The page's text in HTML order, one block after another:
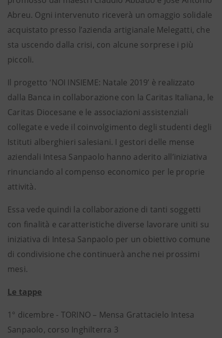
Abreu. Ogni intervenuto riceverà un omaggio solidale
acquistato presso l’azienda artigianale Melegatti, che
sta uscendo dalla crisi, con alcune sorprese i più
piccoli.
Il progetto ‘NOI INSIEME: Natale 2019’ è realizzato
dalla Banca in collaborazione con la Caritas Italiana, le
Caritas Diocesane e le associazioni assistenziali
collegate e vede il coinvolgimento degli studenti degli
Istituti alberghieri salesiani. I gestori delle mense
aziendali Intesa Sanpaolo hanno aderito all’iniziativa
rinunciando al compenso economico per le proprie
attività.
Essa vede quindi la collaborazione di tanti soggetti
con finalità e caratteristiche diverse lavorare uniti su
iniziativa di Intesa Sanpaolo per un obiettivo comune
di condivisione che continuerà anche nei prossimi
mesi.
Le tappe
1° dicembre - TORINO – Mensa Grattacielo Intesa
Sanpaolo, corso Inghilterra 3